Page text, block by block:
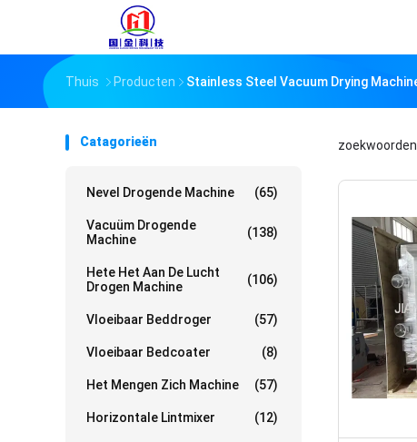
Thuis Producten Stainless Steel Vacuum Drying
Catagorieën
Nevel Drogende Machine (65)
Vacuüm Drogende
Machine
(138)
Hete Het Aan De Lucht
Drogen Machine
(106)
Vloeibaar Beddroger (57)
Vloeibaar Bedcoater (8)
Het Mengen Zich Machine (57)
Horizontale Lintmixer (12)
zoekwoorden